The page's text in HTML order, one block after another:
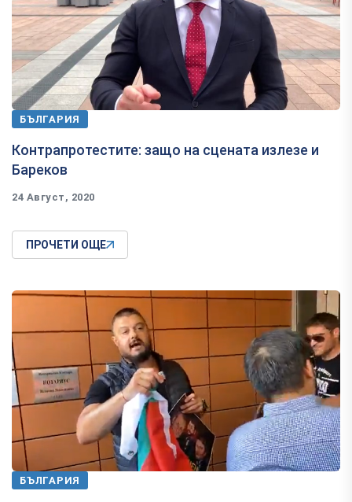
БЪЛГАРИЯ
Контрапротестите: защо на сцената излезе и
Бареков
24 Август, 2020
ПРОЧЕТИ ОЩЕ
БЪЛГАРИЯ